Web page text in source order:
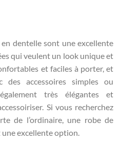
dentelle sont une excellente
qui veulent un look unique et
et faciles à porter, et
des accessoires simples ou
très élégantes et
Si vous recherchez
de l’ordinaire, une robe de
excellente option.